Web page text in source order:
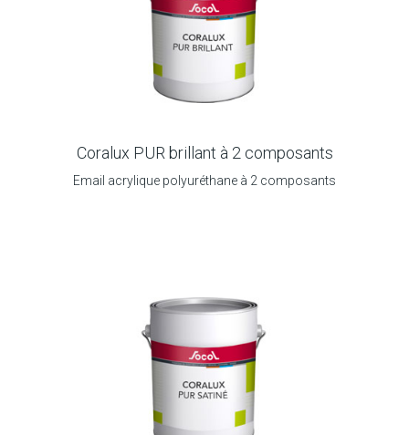
Coralux PUR brillant à 2 composants
Email acrylique polyuréthane à 2 composants